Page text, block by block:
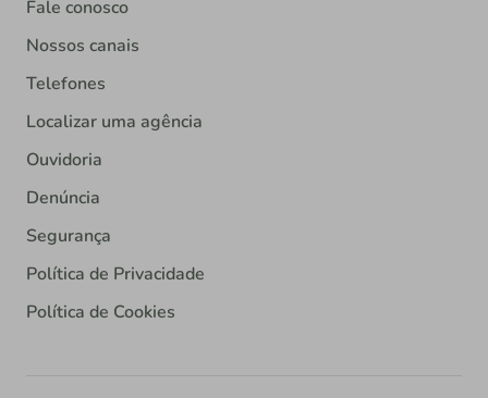
Fale conosco
Nossos canais
Telefones
Localizar uma agência
Ouvidoria
Denúncia
Segurança
Política de Privacidade
Política de Cookies